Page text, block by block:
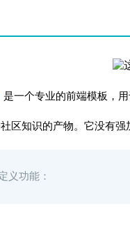
是一个专业的前端模板，
区知识的产物。它没有
义功能：